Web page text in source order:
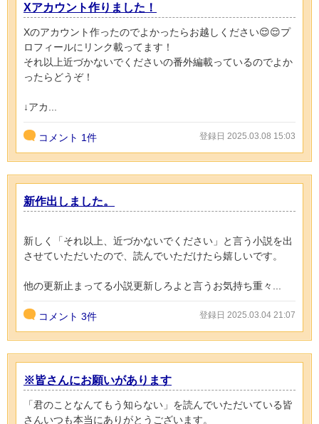
Xアカウント作りました！
Xのアカウント作ったのでよかったらお越しください😌😌プ
ロフィールにリンク載ってます！
それ以上近づかないでくださいの番外編載っているのでよか
ったらどうぞ！
↓アカ...
コメント 1件 登録日 2025.03.08 15:03
新作出しました。
新しく「それ以上、近づかないでください」と言う小説を出
させていただいたので、読んでいただけたら嬉しいです。
他の更新止まってる小説更新しろよと言うお気持ち重々...
コメント 3件 登録日 2025.03.04 21:07
※皆さんにお願いがあります
「君のことなんてもう知らない」を読んでいただいている皆
さんいつも本当にありがとうございます。